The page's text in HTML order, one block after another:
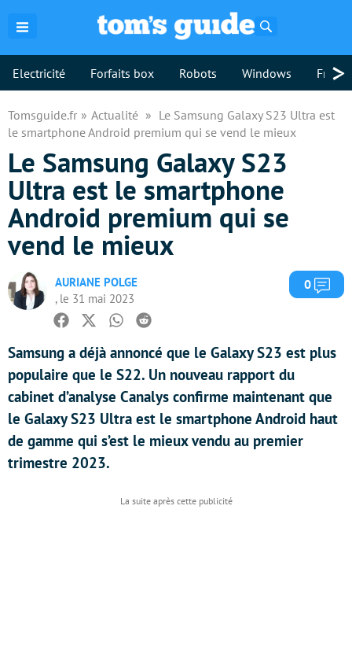
Electricité Forfaits box Robots Windows >
Tomsguide.fr Actualité
Le Samsung Galaxy S23 Ultra est
le smartphone Android premium qui se vend le mieux
Le Samsung Galaxy S23
Ultra est le smartphone
Android premium qui se
vend le mieux
AURIANE POLGE
, le 31 mai 2023
0
Facebook
TwitterWhatsapp
Reddit
Samsung a déjà annoncé que le Galaxy S23 est plus
populaire que le S22. Un nouveau rapport du
cabinet d’analyse Canalys confirme maintenant que
le Galaxy S23 Ultra est le smartphone Android haut
de gamme qui s’est le mieux vendu au premier
trimestre 2023.